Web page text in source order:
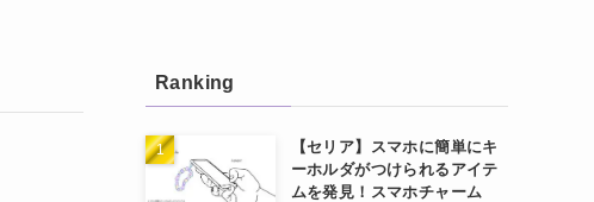
Ranking
【セリア】スマホに簡単にキ
ーホルダがつけられるアイテ
ムを発見！スマホチャーム